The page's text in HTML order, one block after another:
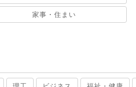
家事・住まい